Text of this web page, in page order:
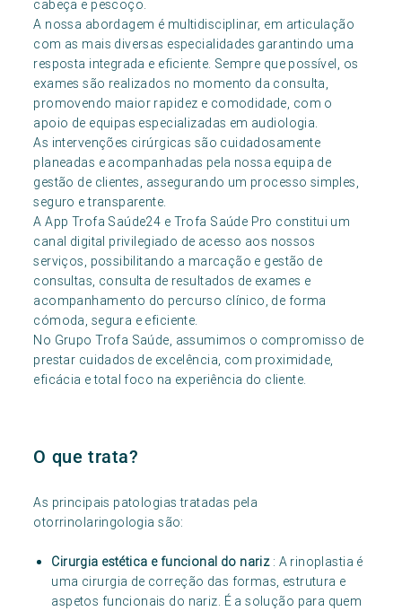
cabeça e pescoço.
A nossa abordagem é multidisciplinar, em articulação
com as mais diversas especialidades garantindo uma
resposta integrada e eficiente. Sempre que possível, os
exames são realizados no momento da consulta,
promovendo maior rapidez e comodidade, com o
apoio de equipas especializadas em audiologia.
As intervenções cirúrgicas são cuidadosamente
planeadas e acompanhadas pela nossa equipa de
gestão de clientes, assegurando um processo simples,
seguro e transparente.
A App Trofa Saúde24 e Trofa Saúde Pro constitui um
canal digital privilegiado de acesso aos nossos
serviços, possibilitando a marcação e gestão de
consultas, consulta de resultados de exames e
acompanhamento do percurso clínico, de forma
cómoda, segura e eficiente.
No Grupo Trofa Saúde, assumimos o compromisso de
prestar cuidados de excelência, com proximidade,
eficácia e total foco na experiência do cliente.
O que trata?
As principais patologias tratadas pela
otorrinolaringologia são:
Cirurgia estética e funcional do nariz: A rinoplastia é
uma cirurgia de correção das formas, estrutura e
aspetos funcionais do nariz. É a solução para quem